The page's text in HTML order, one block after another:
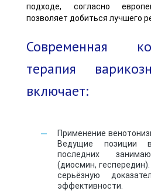
подходе, согласно
позволяет добиться лучшего
Современная
терапия
включает:
Применение
Ведущие позиции
последних
(диосмин,
серьёзную
эффективности.